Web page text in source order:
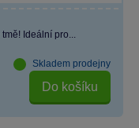
Ideální pro...
Skladem prodejny
Do košíku